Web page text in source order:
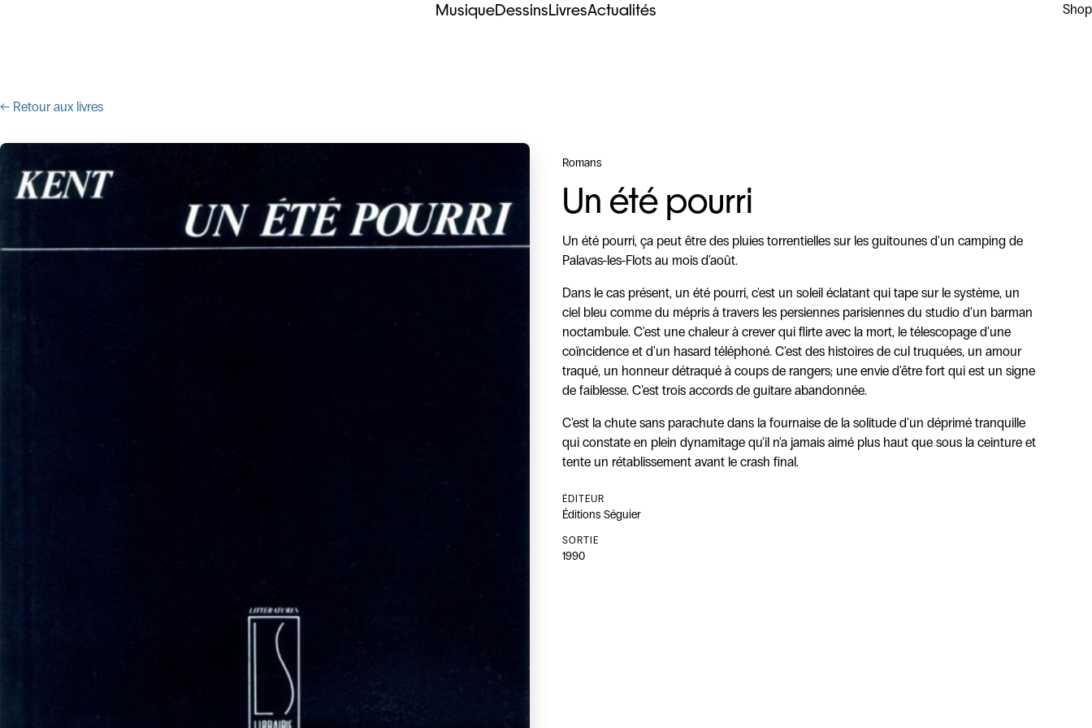
MusiqueDessinsLivresActualités Shop
← Retour aux livres
Romans
Un été pourri
Un été pourri, ça peut être des pluies torrentielles sur les guitounes d'un camping de
Palavas-les-Flots au mois d'août.
Dans le cas présent, un été pourri, c'est un soleil éclatant qui tape sur le système, un
ciel bleu comme du mépris à travers les persiennes parisiennes du studio d'un barman
noctambule. C'est une chaleur à crever qui flirte avec la mort, le télescopage d'une
coïncidence et d'un hasard téléphoné. C'est des histoires de cul truquées, un amour
traqué, un honneur détraqué à coups de rangers; une envie d'être fort qui est un signe
de faiblesse. C'est trois accords de guitare abandonnée.
C'est la chute sans parachute dans la fournaise de la solitude d'un déprimé tranquille
qui constate en plein dynamitage qu'il n'a jamais aimé plus haut que sous la ceinture et
tente un rétablissement avant le crash final.
ÉDITEUR
Éditions Séguier
SORTIE
1990